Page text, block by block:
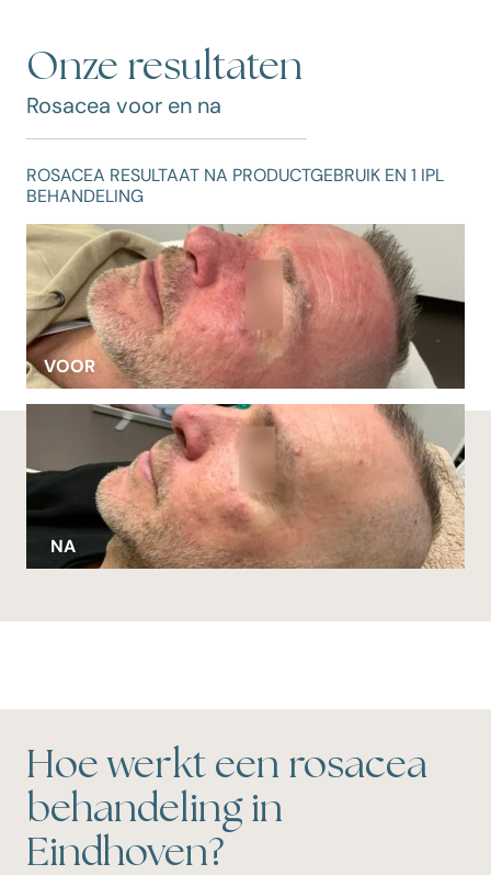
Onze resultaten
Rosacea voor en na
RESULTAAT ROSACEA
VOOR NA
Hoe werkt een rosacea
behandeling in
Eindhoven?